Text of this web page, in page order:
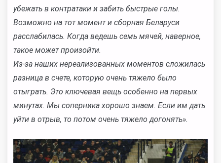
убежать в контратаки и забить быстрые голы.
Возможно на тот момент и сборная Беларуси
расслабилась. Когда ведешь семь мячей, наверное,
такое может произойти.
Из-за наших нереализованных моментов сложилась
разница в счете, которую очень тяжело было
отыграть. Это ключевая вещь особенно на первых
минутах. Мы соперника хорошо знаем. Если им дать
уйти в отрыв, то потом очень тяжело догонять».